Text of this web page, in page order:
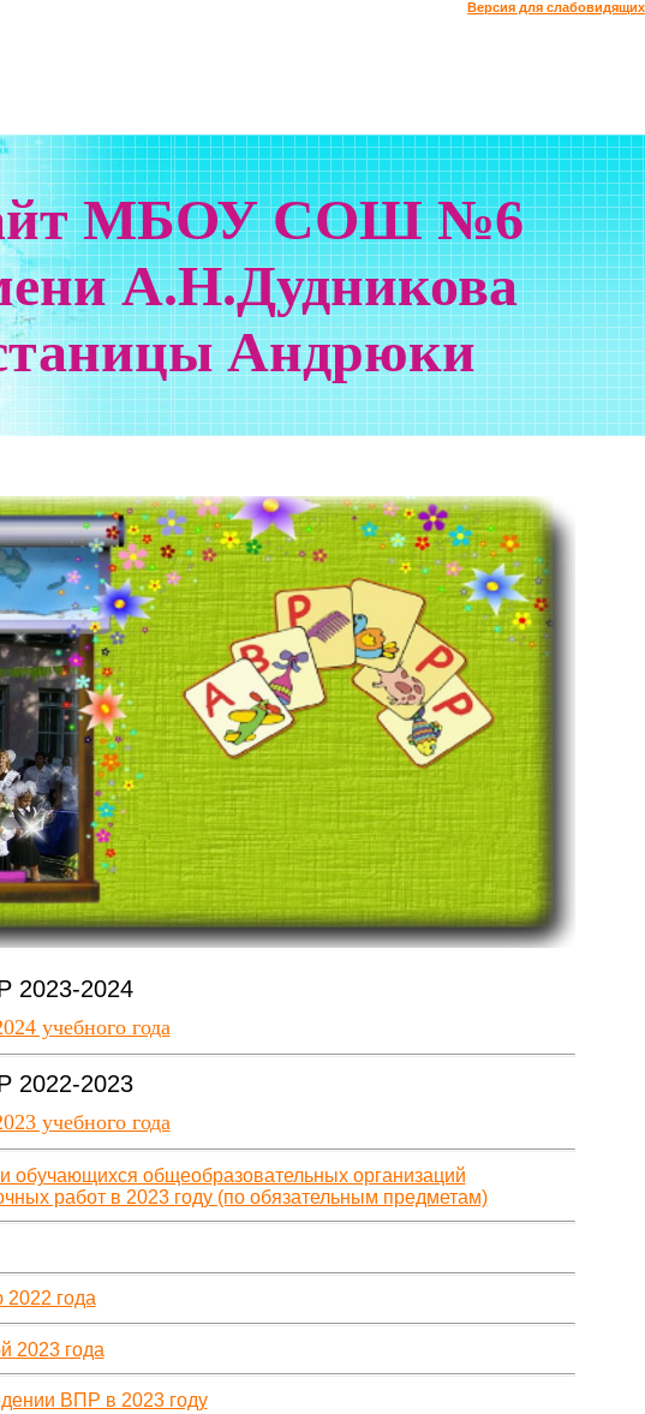
Версия для слабовидящих
МБОУ СОШ №6
А.Н.Дудникова
Андрюки
2023-2024
учебного года
2022-2023
учебного года
обучающихся общеобразовательных организаций
работ в 2023 году (по обязательным предметам)
года
2023 года
ВПР в 2023 году